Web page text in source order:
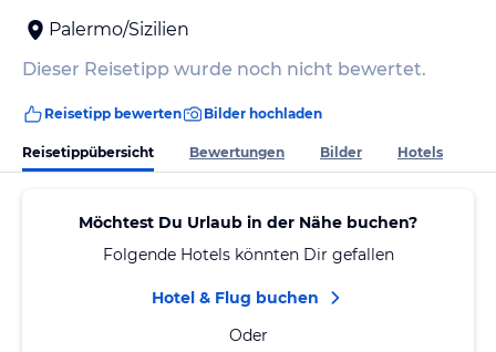
Palermo/Sizilien
Dieser Reisetipp wurde noch nicht bewertet.
Reisetipp bewerten Bilder hochladen
Reisetippübersicht Bewertungen Bilder Hotels
Möchtest Du Urlaub in der Nähe buchen?
Folgende Hotels könnten Dir gefallen
Hotel & Flug buchen
Oder